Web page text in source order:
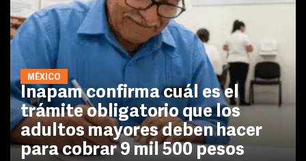
MÉXICO
Inapam confirma cuál es el
trámite obligatorio que los
adultos mayores deben hacer
para cobrar 9 mil 500 pesos